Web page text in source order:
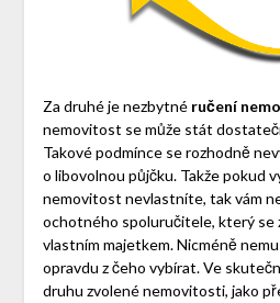
Za druhé je nezbytné ručení
nemovitost se může stát
Takové podmínce se rozhodně
o libovolnou půjčku. Takže pokud
nemovitost nevlastníte, tak vám
ochotného spoluručitele, který se
vlastním majetkem. Nicméně
opravdu z čeho vybírat. Ve
druhu zvolené nemovitosti, jako